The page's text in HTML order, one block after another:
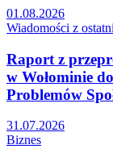
01.08.2026
Wiadomości z
Raport z
w Wołominie
Problemów
31.07.2026
Biznes